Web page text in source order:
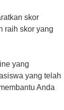
skor
raih skor yang
yang
yang telah
Anda